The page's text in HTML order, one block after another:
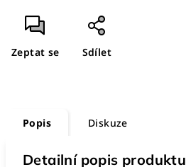
Zeptat se Sdílet
Popis Diskuze
Detailní popis produktu